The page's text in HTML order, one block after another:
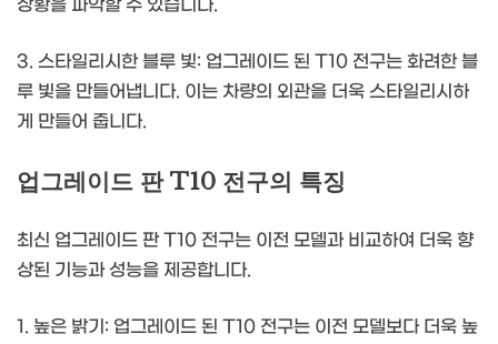
상황을 파악할 수 있습니다.
3. 스타일리시한 블루 빛: 업그레이드 된 T10 전구는 화려한 블
루 빛을 만들어냅니다. 이는 차량의 외관을 더욱 스타일리시하
게 만들어 줍니다.
업그레이드 판 T10 전구의 특징
최신 업그레이드 판 T10 전구는 이전 모델과 비교하여 더욱 향
상된 기능과 성능을 제공합니다.
1. 높은 밝기: 업그레이드 된 T10 전구는 이전 모델보다 더욱 높